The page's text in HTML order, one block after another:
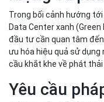
Trong bối cảnh hướng
Data Center xanh
đầu tư cần quan tâm
ưu hóa hiệu quả sử dụng
cầu khắt khe về phát thải
Yêu cầu